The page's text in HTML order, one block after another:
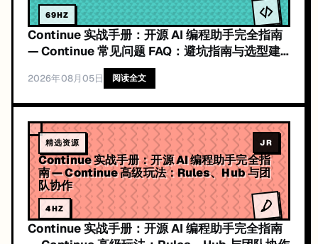
69HZ
Continue 实战手册：开源 AI 编程助手完全指南
— Continue 常见问题 FAQ：避坑指南与选型建
2026年08月05日 阅读全文
精选资源 JR
Continue 实战手册：开源 AI 编程助手完全指
南 — Continue 高级玩法：Rules、Hub 与团
队协作
4HZ
Continue 实战手册：开源 AI 编程助手完全指南